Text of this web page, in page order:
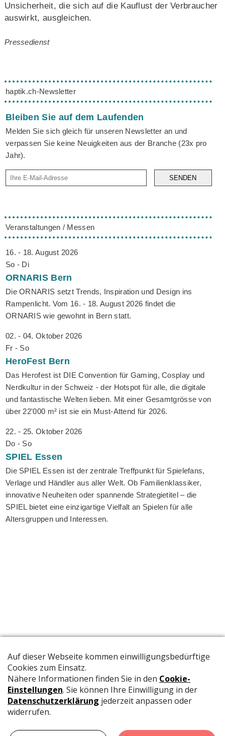
Unsicherheit, die sich auf die Kauflust der Verbraucher
auswirkt, ausgleichen.
Pressedienst
haptik.ch-Newsletter
Bleiben Sie auf dem Laufenden
Melden Sie sich gleich für unseren Newsletter an und
verpassen Sie keine Neuigkeiten aus der Branche (23x pro
Jahr).
SENDEN
Veranstaltungen / Messen
16. - 18. August 2026
So - Di
ORNARIS Bern
Die ORNARIS setzt Trends, Inspiration und Design ins
Rampenlicht. Vom 16. - 18. August 2026 findet die
ORNARIS wie gewohnt in Bern statt.
02. - 04. Oktober 2026
Fr - So
HeroFest Bern
Das Herofest ist DIE Convention für Gaming, Cosplay und
Nerdkultur in der Schweiz - der Hotspot für alle, die digitale
und fantastische Welten lieben. Mit einer Gesamtgrösse von
über 22'000 m² ist sie ein Must-Attend für 2026.
22. - 25. Oktober 2026
Do - So
SPIEL Essen
Die SPIEL Essen ist der zentrale Treffpunkt für Spielefans,
Verlage und Händler aus aller Welt. Ob Familienklassiker,
innovative Neuheiten oder spannende Strategietitel – die
SPIEL bietet eine einzigartige Vielfalt an Spielen für alle
Altersgruppen und Interessen.
Die offizielle Publikation der Schweizer Papeterien informiert